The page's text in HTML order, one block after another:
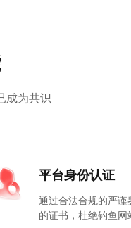
成为共识
平台身份认证
通过合法合规的严谨
的证书，杜绝钓鱼网